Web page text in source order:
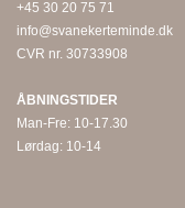
+45 30 20 75 71
info@svanekerteminde.dk
CVR nr. 30733908
ÅBNINGSTIDER
Man-Fre: 10-17.30
Lørdag: 10-14